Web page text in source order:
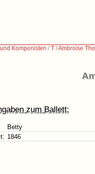
Komponisten /T /Ambroise
zum Ballett:
Betty
1846